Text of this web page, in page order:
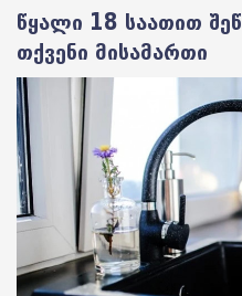
წყალი 18 საათით
თქვენი მისამართი